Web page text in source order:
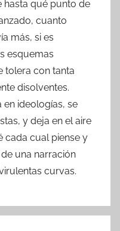
hasta qué punto de
cuanto
más, si es
esquemas
tolera con tanta
disolventes.
en ideologías, se
y deja en el aire
cada cual piense y
una narración
curvas.